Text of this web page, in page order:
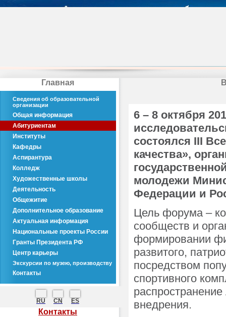
Главная
Сведения об образовательной
организации
Общая информация
Абитуриентам
Институты
Кафедры
Аспирантура
Колледж
Художественные школы
Деятельность
Общежитие
Дополнительное образование
Актуальная информация
Национальные проекты России
Гранты Президента РФ
Центр карьеры
Экскурсии по музею, производству
Контакты
RU CN ES
Контакты
6 – 8 октября
состоялся III
качества»,
молодежи
Федерации и
Цель форума –
сообществ и
формировании
развитого,
посредством
спортивного
внедрения.